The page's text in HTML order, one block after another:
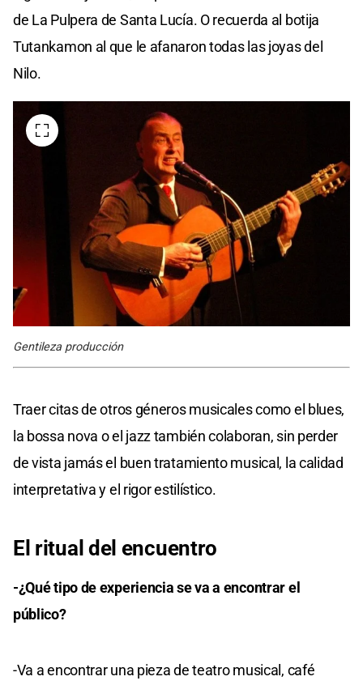
de La Pulpera de Santa Lucía. O recuerda al botija
Tutankamon al que le afanaron todas las joyas del
Nilo.
Gentileza producción
Traer citas de otros géneros musicales como el blues,
la bossa nova o el jazz también colaboran, sin perder
de vista jamás el buen tratamiento musical, la calidad
interpretativa y el rigor estilístico.
El ritual del encuentro
-¿Qué tipo de experiencia se va a encontrar el
público?
-Va a encontrar una pieza de teatro musical, café